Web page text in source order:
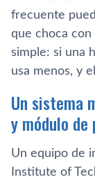
frecuente
que choca con
simple: si una
usa menos, y
Un sistema
y módulo
Un equipo de
Institute of